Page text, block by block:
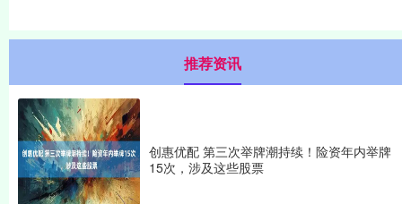
推荐资讯
创惠优配 第三次举牌潮持续！险资年内举牌
15次，涉及这些股票